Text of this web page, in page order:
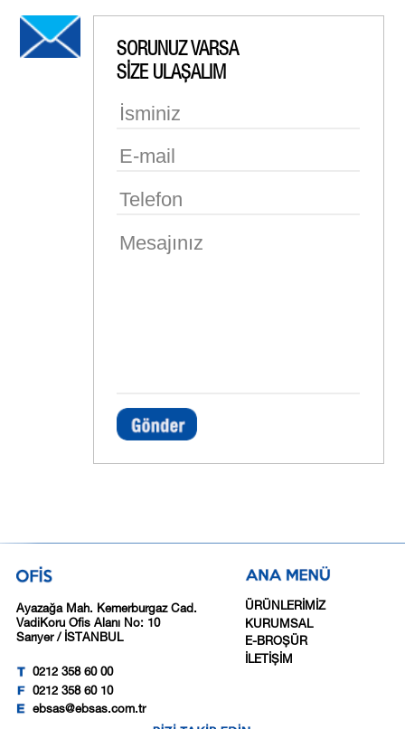
SORUNUZ VARSA
SİZE ULAŞALIM
Ayazağa Mah. Kemerburgaz Cad.
VadiKoru Ofis Alanı No: 10
Sarıyer / İSTANBUL
0212 358 60 00
0212 358 60 10
ebsas@ebsas.com.tr
ÜRÜNLERİMİZ
KURUMSAL
E-BROŞÜR
İLETİŞİM